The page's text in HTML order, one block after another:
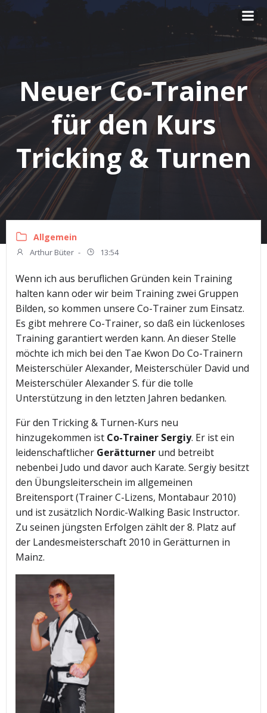
Zum
springen
Neuer Co-Trainer
für den Kurs
Tricking & Turnen
Allgemein
Arthur Büter - 13:54
Wenn ich aus beruflichen Gründen kein Training
halten kann oder wir beim Training zwei Gruppen
Bilden, so kommen unsere Co-Trainer zum Einsatz.
Es gibt mehrere Co-Trainer, so daß ein lückenloses
Training garantiert werden kann. An dieser Stelle
möchte ich mich bei den Tae Kwon Do Co-Trainern
Meisterschüler Alexander, Meisterschüler David und
Meisterschüler Alexander S. für die tolle
Unterstützung in den letzten Jahren bedanken.
Für den Tricking & Turnen-Kurs neu
hinzugekommen ist Co-Trainer Sergiy. Er ist ein
leidenschaftlicher Gerätturner und betreibt
nebenbei Judo und davor auch Karate. Sergiy besitzt
den Übungsleiterschein im allgemeinen
Breitensport (Trainer C-Lizens, Montabaur 2010)
und ist zusätzlich Nordic-Walking Basic Instructor.
Zu seinen jüngsten Erfolgen zählt der 8. Platz auf
der Landesmeisterschaft 2010 in Gerätturnen in
Mainz.